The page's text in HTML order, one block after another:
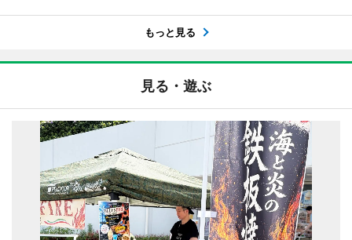
もっと見る
見る・遊ぶ